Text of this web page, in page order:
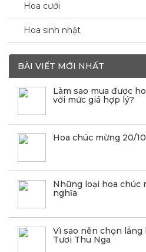
Hoa cưới
Hoa sinh nhật
BÀI VIẾT MỚI NHẤT
Làm sao mua được
với mức giá hợp lý?
Hoa chúc mừng 20/
Những loại hoa chúc
nghĩa
Vì sao nên chọn lẵng
Tươi Thu Nga